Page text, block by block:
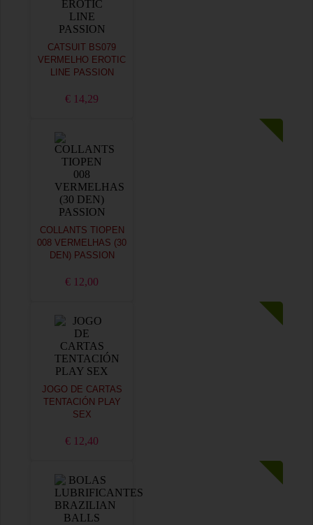
CATSUIT BS079
VERMELHO EROTIC
LINE PASSION
€ 14,29
COLLANTS TIOPEN
008 VERMELHAS (30
DEN) PASSION
€ 12,00
JOGO DE CARTAS
TENTACIÓN PLAY
SEX
€ 12,40